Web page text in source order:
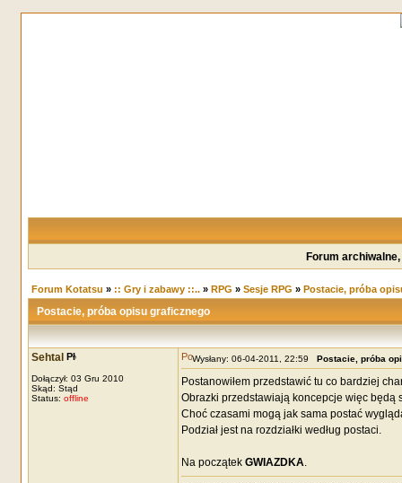
Forum
Forum Kotatsu » :: Gry i zabawy ::..» RPG » Sesje RPG » Postacie, próba
Postacie, próba opisu graficznego
Sehtal
Dołączył: 03 Gru 2010
Skąd: Stąd
Status: offline
Wysłany: 06-04-2011, 22:59 Postacie, próba
Postanowiłem przedstawić tu co bardziej
Obrazki przedstawiają koncepcje więc będą
Choć czasami mogą jak sama postać
Podział jest na rozdziałki według postaci.
Na początek GWIAZDKA.